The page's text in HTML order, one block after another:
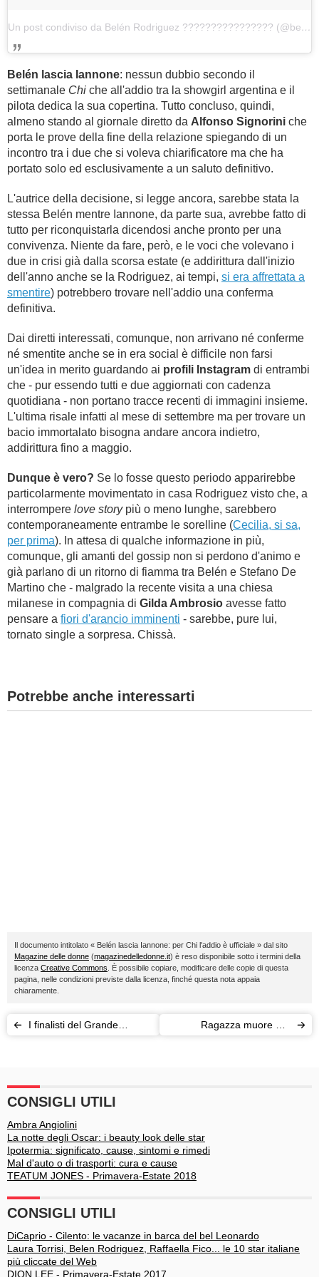
Un post condiviso da Belén Rodriguez ???????????????? (@belenrodriguezreal)
Belén lascia Iannone: nessun dubbio secondo il
settimanale Chi che all'addio tra la showgirl argentina e il
pilota dedica la sua copertina. Tutto concluso, quindi,
almeno stando al giornale diretto da Alfonso Signorini che
porta le prove della fine della relazione spiegando di un
incontro tra i due che si voleva chiarificatore ma che ha
portato solo ed esclusivamente a un saluto definitivo.
L'autrice della decisione, si legge ancora, sarebbe stata la
stessa Belén mentre Iannone, da parte sua, avrebbe fatto di
tutto per riconquistarla dicendosi anche pronto per una
convivenza. Niente da fare, però, e le voci che volevano i
due in crisi già dalla scorsa estate (e addirittura dall'inizio
dell'anno anche se la Rodriguez, ai tempi, si era affrettata a
smentire) potrebbero trovare nell'addio una conferma
definitiva.
Dai diretti interessati, comunque, non arrivano né conferme
né smentite anche se in era social è difficile non farsi
un'idea in merito guardando ai profili Instagram di entrambi
che - pur essendo tutti e due aggiornati con cadenza
quotidiana - non portano tracce recenti di immagini insieme.
L'ultima risale infatti al mese di settembre ma per trovare un
bacio immortalato bisogna andare ancora indietro,
addirittura fino a maggio.
Dunque è vero? Se lo fosse questo periodo apparirebbe
particolarmente movimentato in casa Rodriguez visto che, a
interrompere love storypiù o meno lunghe, sarebbero
contemporaneamente entrambe le sorelline (Cecilia, si sa,
per prima). In attesa di qualche informazione in più,
comunque, gli amanti del gossip non si perdono d'animo e
già parlano di un ritorno di fiamma tra Belén e Stefano De
Martino che - malgrado la recente visita a una chiesa
milanese in compagnia di Gilda Ambrosio avesse fatto
pensare a fiori d'arancio imminenti - sarebbe, pure lui,
tornato single a sorpresa. Chissà.
Potrebbe anche interessarti
Il documento intitolato « Belén lascia Iannone: per Chi l'addio è ufficiale » dal sito
Magazine delle donne (magazinedelledonne.it) è reso disponibile sotto i termini della
licenza Creative Commons . È possibile copiare, modificare delle copie di questa
pagina, nelle condizioni previste dalla licenza, finché questa nota appaia
chiaramente.
I finalisti del Grande
Ragazza muore per
CONSIGLI UTILI
Ambra Angiolini
La notte degli Oscar: i beauty look delle star
Ipotermia: significato, cause, sintomi e rimedi
Mal d'auto o di trasporti: cura e cause
TEATUM JONES - Primavera-Estate 2018
CONSIGLI UTILI
DiCaprio - Cilento: le vacanze in barca del bel Leonardo
Laura Torrisi, Belen Rodriguez, Raffaella Fico... le 10 star italiane
più cliccate del Web
DION LEE - Primavera-Estate 2017